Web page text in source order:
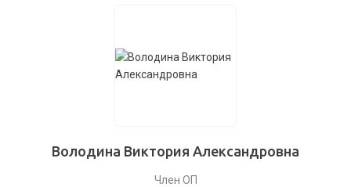
Володина Виктория Александровна
Член ОП